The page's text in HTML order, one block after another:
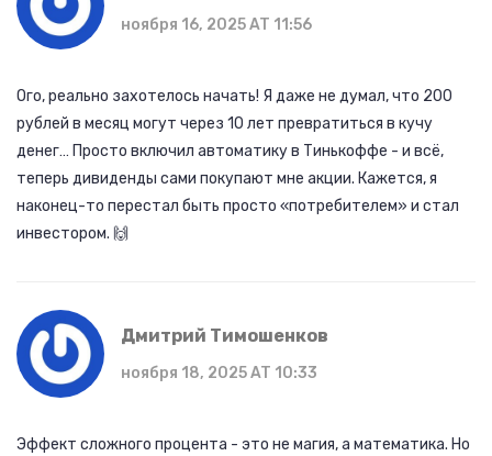
ноября 16, 2025 AT 11:56
Ого, реально захотелось начать! Я даже не думал, что 200
рублей в месяц могут через 10 лет превратиться в кучу
денег… Просто включил автоматику в Тинькоффе - и всё,
теперь дивиденды сами покупают мне акции. Кажется, я
наконец-то перестал быть просто «потребителем» и стал
инвестором. 🙌
Дмитрий Тимошенков
ноября 18, 2025 AT 10:33
Эффект сложного процента - это не магия, а математика. Но